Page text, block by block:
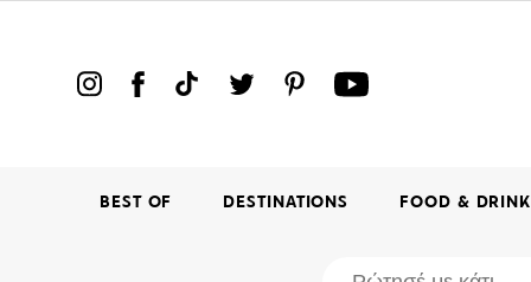
BEST OF DESTINATIONS FOOD & DRINK